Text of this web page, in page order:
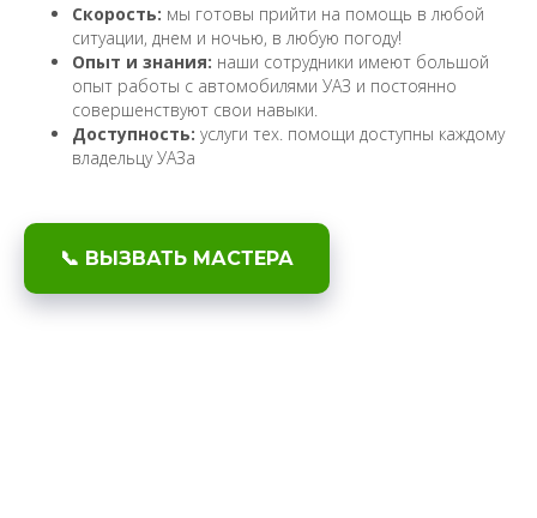
Скорость: мы готовы прийти на помощь в любой
ситуации, днем и ночью, в любую погоду!
Опыт и знания: наши сотрудники имеют большой
опыт работы с автомобилями УАЗ и постоянно
совершенствуют свои навыки.
Доступность: услуги тех. помощи доступны каждому
владельцу УАЗа
📞 ВЫЗВАТЬ МАСТЕРА